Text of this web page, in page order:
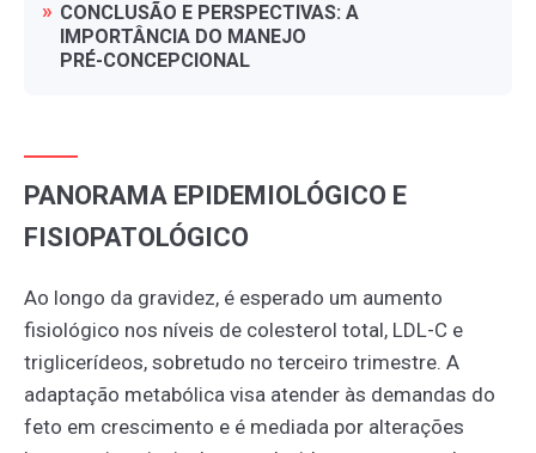
CONCLUSÃO E PERSPECTIVAS: A
IMPORTÂNCIA DO MANEJO
PRÉ-CONCEPCIONAL
PANORAMA EPIDEMIOLÓGICO E
FISIOPATOLÓGICO
Ao longo da gravidez, é esperado um aumento
fisiológico nos níveis de colesterol total, LDL-C e
triglicerídeos, sobretudo no terceiro trimestre. A
adaptação metabólica visa atender às demandas do
feto em crescimento e é mediada por alterações